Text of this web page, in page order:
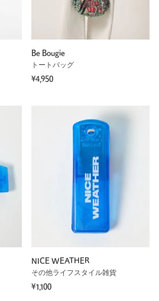
Be Bougie
トートバッグ
¥4,950
NICE WEATHER
その他ライフスタイル雑貨
¥1,100